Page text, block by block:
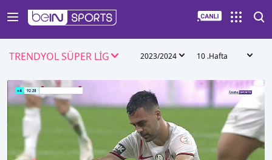
TRENDYOL SÜPER LİG 2023/2024 10 .Hafta